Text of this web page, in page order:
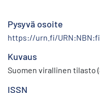
Pysyvä osoite
https://urn.fi/
Kuvaus
Suomen virallinen tilasto
ISSN